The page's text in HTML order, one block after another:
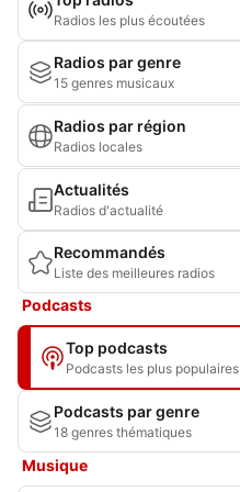
Radios les plus écoutées
Radios par genre
15 genres musicaux
Radios par région
Radios locales
Actualités
Radios d'actualité
Recommandés
Liste des meilleures radios
Podcasts
Top podcasts
Podcasts les plus populaires
Podcasts par genre
18 genres thématiques
Musique